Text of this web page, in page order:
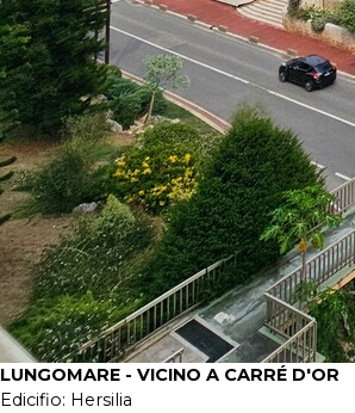
LUNGOMARE - VICINO A CARRÉ D'OR
Edicifio: Hersilia